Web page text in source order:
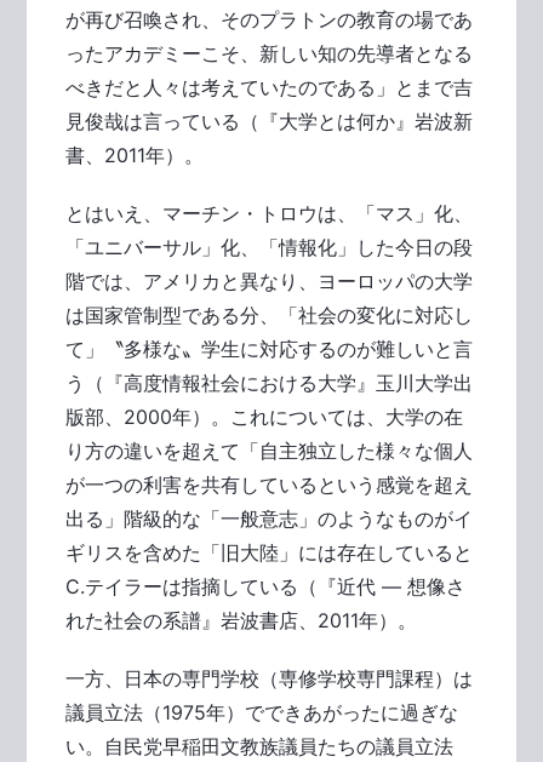
が再び召喚され、そのプラトンの教育の場であ
ったアカデミーこそ、新しい知の先導者となる
べきだと人々は考えていたのである」とまで吉
見俊哉は言っている（『大学とは何か』岩波新
書、2011年）。
とはいえ、マーチン・トロウは、「マス」化、
「ユニバーサル」化、「情報化」した今日の段
階では、アメリカと異なり、ヨーロッパの大学
は国家管制型である分、「社会の変化に対応し
て」〝多様な〟学生に対応するのが難しいと言
う（『高度情報社会における大学』玉川大学出
版部、2000年）。これについては、大学の在
り方の違いを超えて「自主独立した様々な個人
が一つの利害を共有しているという感覚を超え
出る」階級的な「一般意志」のようなものがイ
ギリスを含めた「旧大陸」には存在していると
C.テイラーは指摘している（『近代 ― 想像さ
れた社会の系譜』岩波書店、2011年）。
一方、日本の専門学校（専修学校専門課程）は
議員立法（1975年）でできあがったに過ぎな
い。自民党早稲田文教族議員たちの議員立法